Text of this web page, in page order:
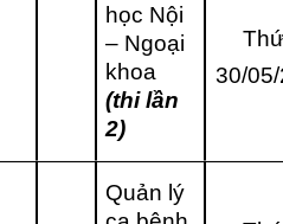
học Nội
– Ngoại
khoa
(thi lần
2)
30/
Quản lý